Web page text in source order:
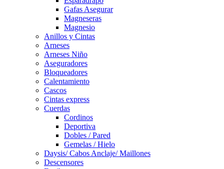
Gafas Asegurar
Magneseras
Magnesio
Anillos y Cintas
Arneses
Arneses Niño
Aseguradores
Bloqueadores
Calentamiento
Cascos
Cintas express
Cuerdas
Cordinos
Deportiva
Dobles / Pared
Gemelas / Hielo
Daysis/ Cabos Anclaje/ Maillones
Descensores